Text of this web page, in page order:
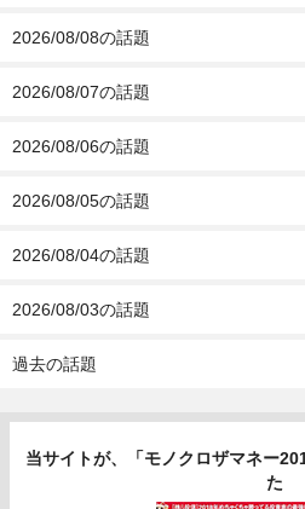
2026/08/08の話題
2026/08/07の話題
2026/08/06の話題
2026/08/05の話題
2026/08/04の話題
2026/08/03の話題
過去の話題
当サイトが、「モノクロザマネー
た